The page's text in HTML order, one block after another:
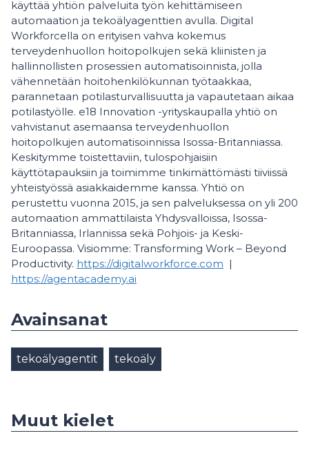
käyttää yhtiön palveluita työn kehittämiseen
automaation ja tekoälyagenttien avulla. Digital
Workforcella on erityisen vahva kokemus
terveydenhuollon hoitopolkujen sekä kliinisten ja
hallinnollisten prosessien automatisoinnista, jolla
vähennetään hoitohenkilökunnan työtaakkaa,
parannetaan potilasturvallisuutta ja vapautetaan aikaa
potilastyölle. e18 Innovation -yrityskaupalla yhtiö on
vahvistanut asemaansa terveydenhuollon
hoitopolkujen automatisoinnissa Isossa-Britanniassa.
Keskitymme toistettaviin, tulospohjaisiin
käyttötapauksiin ja toimimme tinkimättömästi tiiviissä
yhteistyössä asiakkaidemme kanssa. Yhtiö on
perustettu vuonna 2015, ja sen palveluksessa on yli 200
automaation ammattilaista Yhdysvalloissa, Isossa-
Britanniassa, Irlannissa sekä Pohjois- ja Keski-
Euroopassa. Visiomme: Transforming Work – Beyond
Productivity. https://digitalworkforce.com |
https://agentacademy.ai
Avainsanat
tekoälyagentit tekoäly
Muut kielet